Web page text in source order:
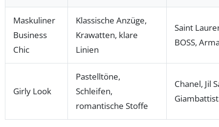
Maskuliner
Business
Chic
Klassische Anzüge,
Krawatten, klare
Linien
Saint
BOSS,
Girly Look
Pastelltöne,
Schleifen,
romantische Stoffe
Chanel, Jil